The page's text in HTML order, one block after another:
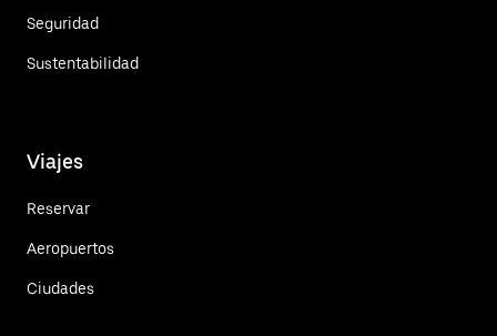
Seguridad
Sustentabilidad
Viajes
Reservar
Aeropuertos
Ciudades